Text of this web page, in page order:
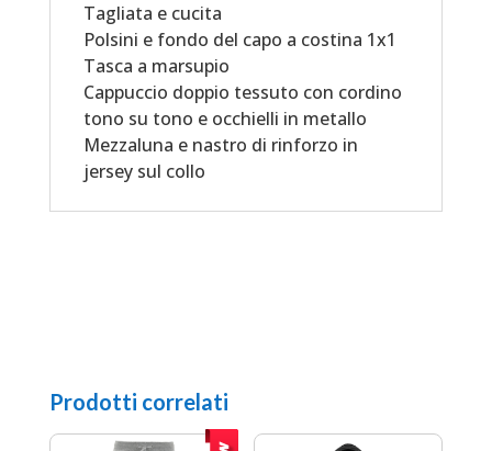
Tagliata e cucita
Polsini e fondo del capo a costina 1x1
Tasca a marsupio
Cappuccio doppio tessuto con cordino
tono su tono e occhielli in metallo
Mezzaluna e nastro di rinforzo in
jersey sul collo
Prodotti correlati